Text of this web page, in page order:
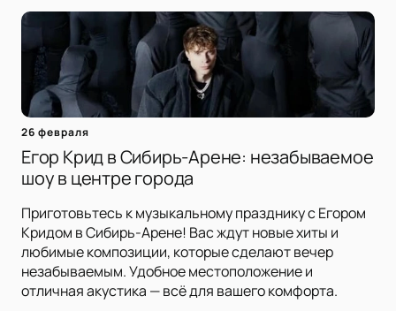
26 февраля
Егор Крид в Сибирь-Арене: незабываемое
шоу в центре города
Приготовьтесь к музыкальному празднику с Егором
Кридом в Сибирь-Арене! Вас ждут новые хиты и
любимые композиции, которые сделают вечер
незабываемым. Удобное местоположение и
отличная акустика — всё для вашего комфорта.